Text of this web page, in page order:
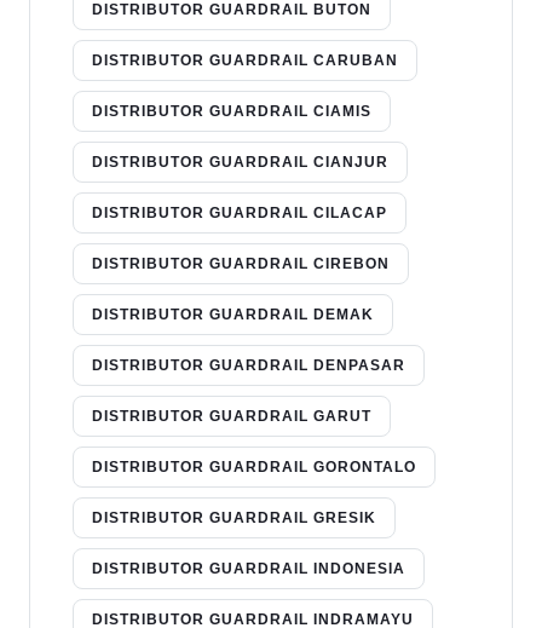
DISTRIBUTOR GUARDRAIL BUTON
DISTRIBUTOR GUARDRAIL CARUBAN
DISTRIBUTOR GUARDRAIL CIAMIS
DISTRIBUTOR GUARDRAIL CIANJUR
DISTRIBUTOR GUARDRAIL CILACAP
DISTRIBUTOR GUARDRAIL CIREBON
DISTRIBUTOR GUARDRAIL DEMAK
DISTRIBUTOR GUARDRAIL DENPASAR
DISTRIBUTOR GUARDRAIL GARUT
DISTRIBUTOR GUARDRAIL GORONTALO
DISTRIBUTOR GUARDRAIL GRESIK
DISTRIBUTOR GUARDRAIL INDONESIA
DISTRIBUTOR GUARDRAIL INDRAMAYU